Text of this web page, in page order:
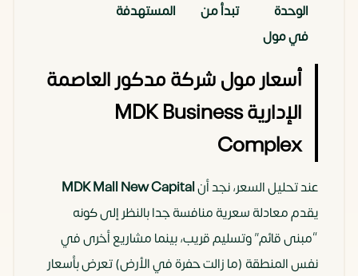
الوحدة
في مول
ام دي
كي
العاصمة
الإدارية
تبدأ من
المستهدفة
إداري
للبيع
بالعاصمة
(مكاتب)
50 متر
مربع
الشركات
الصغيرة
والمتوسطة
تشطيب
كامل +
تكييفات
أسعار مول شركة مدكور العاصمة
الإدارية MDK Business
Complex
عند تحليل السعر، نجد أنMDK Mall New Capital
يقدم معادلة سعرية منافسة جدا بالنظر إلى كونه
“مبنى قائم” وتسليم قريب، بينما مشاريع أخرى في
نفس المنطقة (ما زالت حفرة في الأرض) تعرض بأسعار